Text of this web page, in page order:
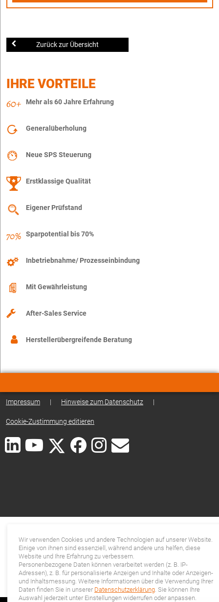
Zurück zur Übersicht
IHRE VORTEILE
Mehr als 60 Jahre Erfahrung
Generalüberholung
Neue SPS Steuerung
Erstklassige Qualität
Eigener Prüfstand
Sparpotential bis 70%
Inbetriebnahme/ Prozesseinbindung
Mit Gewährleistung
After-Sales Service
Herstellerübergreifende Beratung
Impressum | Hinweise zum Datenschutz |
Cookie-Zustimmung editieren
Wir verwenden Cookies und andere Technologien auf unserer Website.
Einige von ihnen sind essenziell, während andere uns helfen, diese
Website und Ihre Erfahrung zu verbessern.
Personenbezogene Daten können verarbeitet werden (z. B. IP-
Adressen), z. B. für personalisierte Anzeigen und Inhalte oder Anzeigen-
und Inhaltsmessung. Weitere Informationen über die Verwendung Ihrer
Daten finden Sie in unserer Datenschutzerklärung . Sie können Ihre
Auswahl jederzeit unter Einstellungen widerrufen oder anpassen.